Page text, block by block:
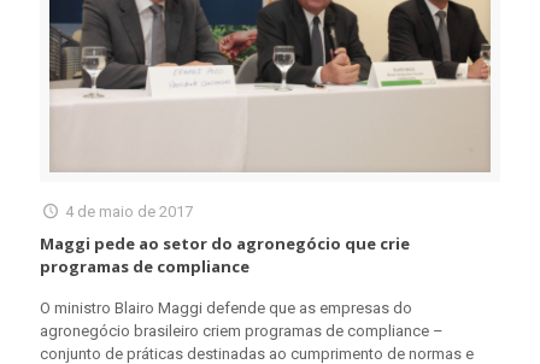
4 de maio de 2017
Maggi pede ao setor do agronegócio que crie
programas de compliance
O ministro Blairo Maggi defende que as empresas do
agronegócio brasileiro criem programas de compliance –
conjunto de práticas destinadas ao cumprimento de normas e